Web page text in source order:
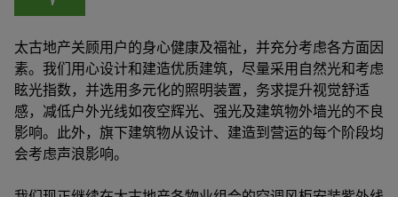
太古地产关顾用户的身心健康及福祉，并充分考虑各方面因
素。我们用心设计和建造优质建筑，尽量采用自然光和考虑
眩光指数，并选用多元化的照明装置，务求提升视觉舒适
感，减低户外光线如夜空辉光、强光及建筑物外墙光的不良
影响。此外，旗下建筑物从设计、建造到营运的每个阶段均
会考虑声浪影响。